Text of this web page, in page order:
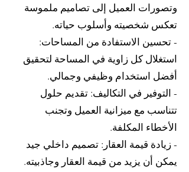
وتصورات العميل إلى تصاميم ملموسة
تعكس شخصيته وأسلوب حياته.
- تحسين الاستفادة من المساحات:
استغلال كل زاوية في المساحة لتحقيق
أفضل استخدام وظيفي وجمالي.
- التوفير في التكاليف: تقديم حلول
تتناسب مع ميزانية العميل وتجنب
الأخطاء المكلفة.
- زيادة قيمة العقار: تصميم داخلي جيد
يمكن أن يزيد من قيمة العقار وجاذبيته.